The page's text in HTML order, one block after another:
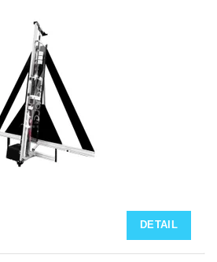
DETAIL